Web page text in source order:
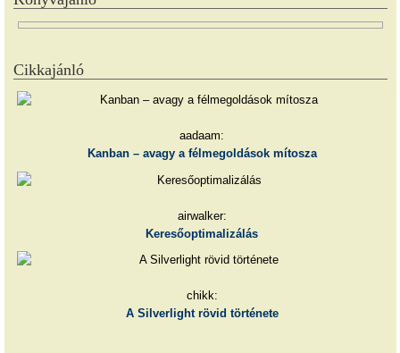
Cikkajánló
aadaam:
Kanban – avagy a félmegoldások mítosza
airwalker:
Keresőoptimalizálás
chikk:
A Silverlight rövid története